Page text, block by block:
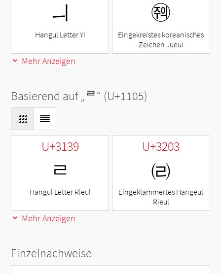
ㅢ
Hangul Letter Yi
㉽
Eingekreistes koreanisches
Zeichen Jueui
Mehr Anzeigen
Basierend auf „ᄅ“ (U+1105)
U+3139
ㄹ
Hangul Letter Rieul
U+3203
㈃
Eingeklammertes Hangeul
Rieul
Mehr Anzeigen
Einzelnachweise